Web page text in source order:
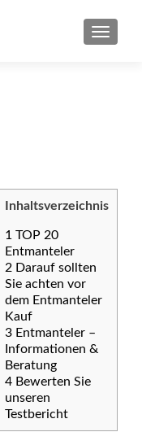
Inhaltsverzeichnis
1 TOP 20
Entmanteler
2 Darauf sollten
Sie achten vor
dem Entmanteler
Kauf
3 Entmanteler –
Informationen &
Beratung
4 Bewerten Sie
unseren
Testbericht